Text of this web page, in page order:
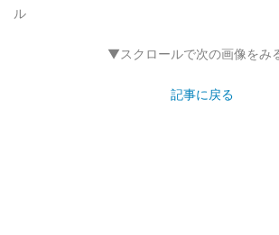
ル
▼スクロールで次の画像をみ
記事に戻る